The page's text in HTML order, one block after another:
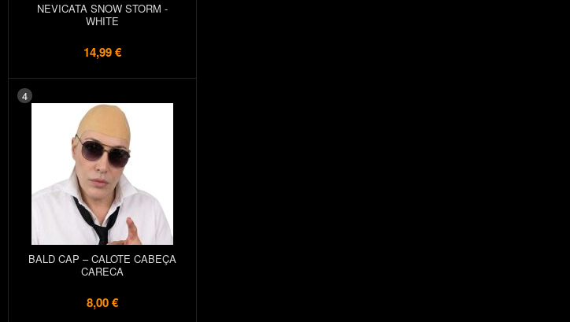
NEVICATA SNOW STORM -
WHITE
14,99 €
4
BALD CAP – CALOTE CABEÇA
CARECA
8,00 €